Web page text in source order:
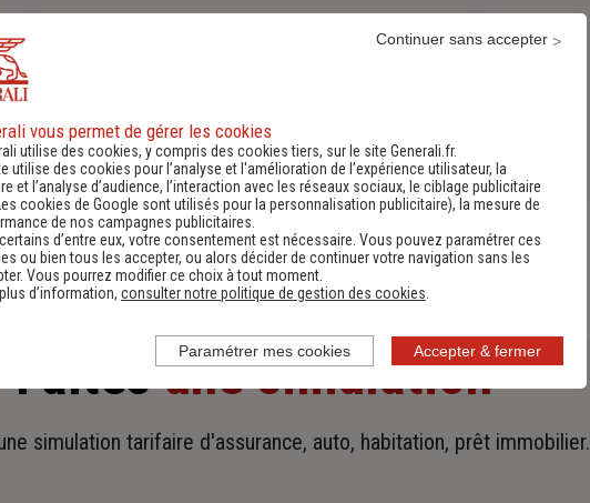
En savoir plus sur l'agence
Faitesune simulation
simulation tarifaire d'assurance, auto, habitation, prêt immobilier.
vous permet de gérer les cookies
utilise des cookies, y compris des cookies tiers, sur le site Generali.fr.
utilise des cookies pour l’analyse et l'amélioration de l’expérience utilisateur, la
et l’analyse d’audience, l’interaction avec les réseaux sociaux, le ciblage publicitaire
Les cookies de Google sont utilisés pour la personnalisation publicitaire), la mesure de
de nos campagnes publicitaires.
d’entre eux, votre consentement est nécessaire. Vous pouvez paramétrer ces
ou bien tous les accepter, ou alors décider de continuer votre navigation sans les
Vous pourrez modifier ce choix à tout moment.
d’information, consulter notre politique de gestion des cookies
Accepter & fermer
Continuer sans accepter
Paramétrer mes cookies